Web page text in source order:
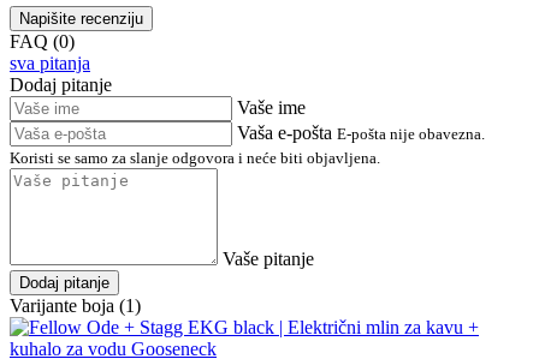
Napišite recenziju
FAQ (0)
sva pitanja
Dodaj pitanje
Vaše ime
Vaša e-pošta E-pošta nije obavezna.
Koristi se samo za slanje odgovora i neće biti objavljena.
Vaše pitanje
Dodaj pitanje
Varijante boja (1)